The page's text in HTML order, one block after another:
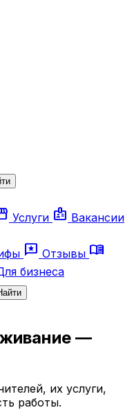
Услуги badge Вакансии
reviews Отзывы menu_book
бизнеса
—
их услуги,
работы.